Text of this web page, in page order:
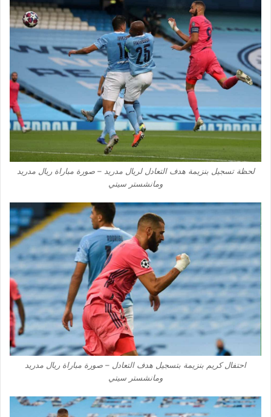
لحظة تسجيل بنزيمة هدف التعادل لريال مدريد – صورة مباراة ريال مدريد
ومانشستر سيتي
احتفال كريم بنزيمة بتسجيل هدف التعادل – صورة مباراة ريال مدريد
ومانشستر سيتي